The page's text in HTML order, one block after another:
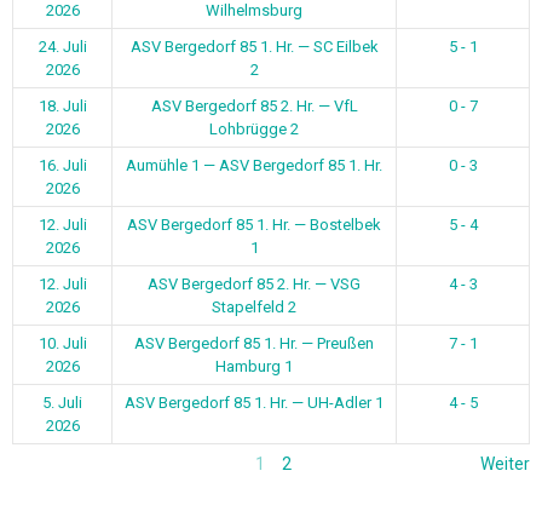
2026
Wilhelmsburg
24. Juli
2026
ASV Bergedorf 85 1. Hr. — SC Eilbek
2
5 - 1
18. Juli
2026
ASV Bergedorf 85 2. Hr. — VfL
Lohbrügge 2
0 - 7
16. Juli
2026
Aumühle 1 — ASV Bergedorf 85 1. Hr. 0 - 3
12. Juli
2026
ASV Bergedorf 85 1. Hr. — Bostelbek
1
5 - 4
12. Juli
2026
ASV Bergedorf 85 2. Hr. — VSG
Stapelfeld 2
4 - 3
10. Juli
2026
ASV Bergedorf 85 1. Hr. — Preußen
Hamburg 1
7 - 1
5. Juli
2026
ASV Bergedorf 85 1. Hr. — UH-Adler 1 4 - 5
1 2 Weiter